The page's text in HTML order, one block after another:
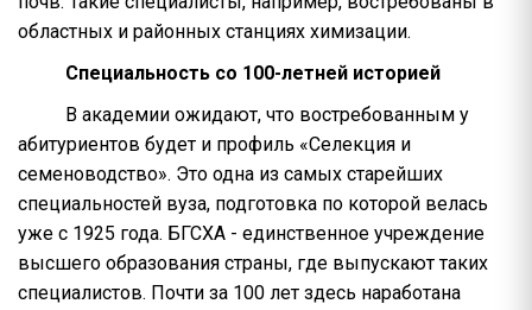
областных и районных станциях химизации.
Специальность со 100-летней историей
В академии ожидают, что востребованным у
абитуриентов будет и профиль «Селекция и
семеноводство». Это одна из самых старейших
специальностей вуза, подготовка по которой велась
уже с 1925 года. БГСХА - единственное учреждение
высшего образования страны, где выпускают таких
специалистов. Почти за 100 лет здесь наработана